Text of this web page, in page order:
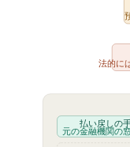
法的に
払い戻しの
元の金融機関の